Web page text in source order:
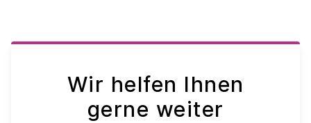
Wir helfen Ihnen
gerne weiter